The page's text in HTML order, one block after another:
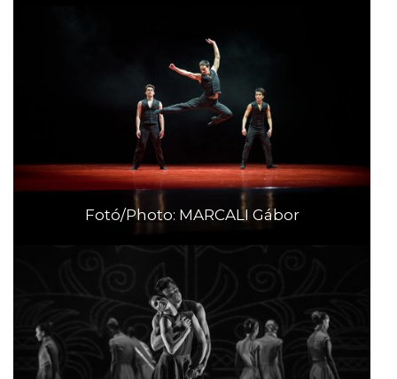
Fotó/Photo: MARCALI Gábor